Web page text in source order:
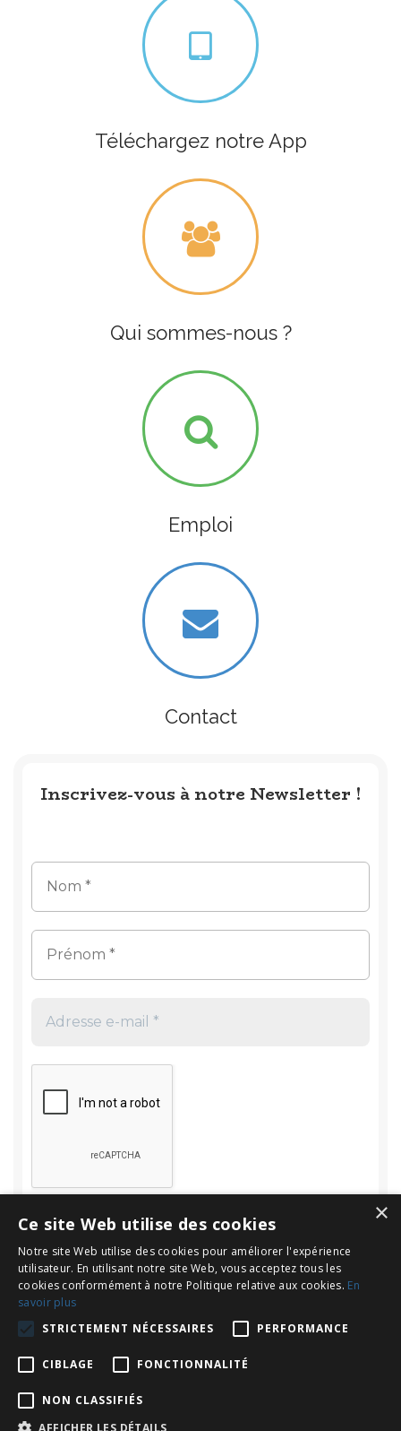
Téléchargez notre App
Qui sommes-nous ?
Emploi
Contact
Inscrivez-vous à notre Newsletter !
Rechercher
Rechercher :
×
Ce site Web utilise des cookies
Notre site Web utilise des cookies pour améliorer l'expérience
utilisateur. En utilisant notre site Web, vous acceptez tous les
cookies conformément à notre Politique relative aux cookies. En
savoir plus
STRICTEMENT NÉCESSAIRES
PERFORMANCE
CIBLAGE FONCTIONNALITÉ
NON CLASSIFIÉS
AFFICHER LES DÉTAILS